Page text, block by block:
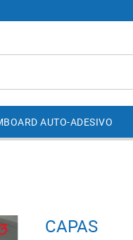
AUTO-ADESIVO
CAPAS